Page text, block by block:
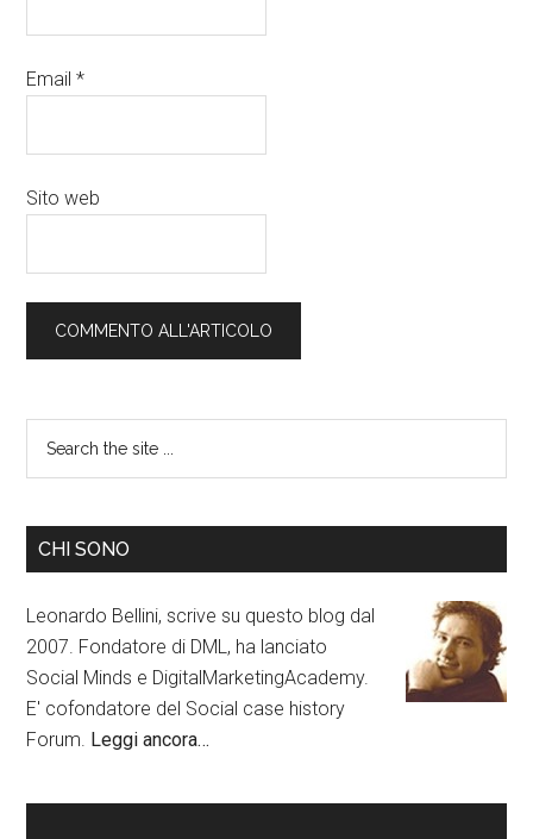
Email*
Sito web
CHI SONO
Leonardo Bellini, scrive su questo blog dal
2007. Fondatore di DML, ha lanciato
Social Minds e DigitalMarketingAcademy.
E' cofondatore del Social case history
Forum. Leggi ancora…